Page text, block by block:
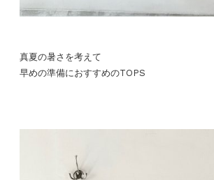
真夏の暑さを考えて
早めの準備におすすめのTOPS